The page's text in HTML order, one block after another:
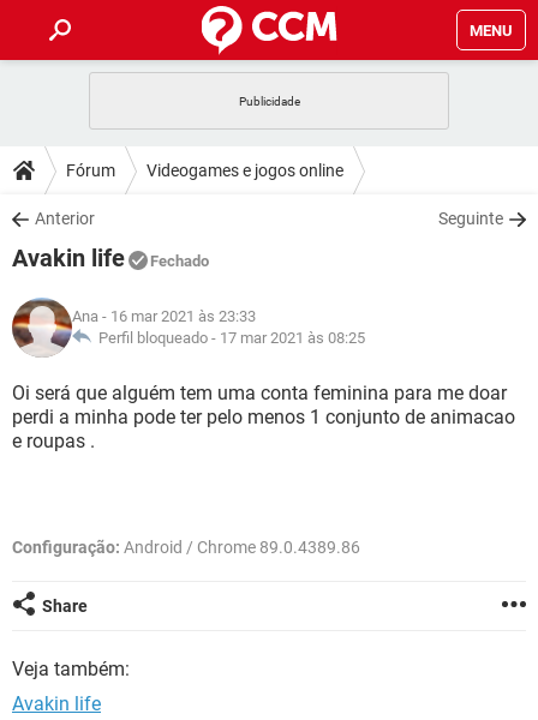
MENU
CELULAR FACEBOOK
OUTLOOK
INSTAGRAM
GUIA DE COMPRAS
DICAS
JOGOS WHATSAPP
INSTAGRAM
GUIA DE COMPRAS
DOWNLOADS
JOGOS
CELULAR
OUTLOOK EXCEL
INSTAGRAM GMAIL
GUIA DE COMPRAS
JOGOS
CELULAR
OUTLOOK EXCEL
INSTAGRAM
GLOSSÁRIO
JOGOS WHATSAPP
CELULAR FACEBOOK
GUIA DE COMPRAS
Fórum Videogames e jogos online
Anterior Seguinte
Avakin life Fechado
Ana - 16 mar 2021 às 23:33
Perfil bloqueado - 17 mar 2021 às 08:25
Oi será que alguém tem uma conta feminina para me doar
perdi a minha pode ter pelo menos 1 conjunto de animacao
e roupas .
Configuração: Android / Chrome 89.0.4389.86
Share
Veja também:
Avakin life